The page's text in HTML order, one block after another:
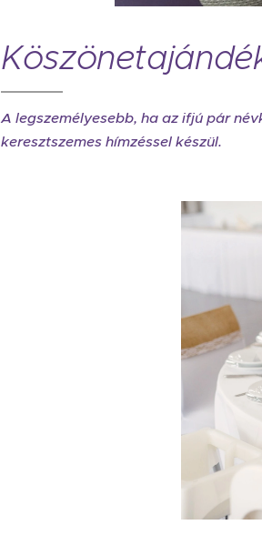
A legszemélyesebb, ha az ifjú pár
keresztszemes hímzéssel készül.